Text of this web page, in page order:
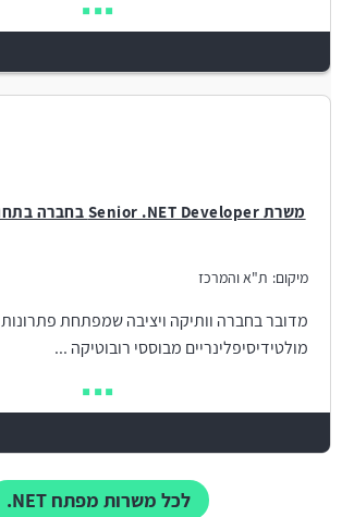
משרת Senior .NET Developer בחברה בתחום הרובוטיקה
מיקום: ת"א והמרכז
מדובר בחברה וותיקה ויציבה שמפתחת פתרונות
מולטידיסיפלינריים מבוססי רובוטיקה ...
לכל משרות מפתח NET.